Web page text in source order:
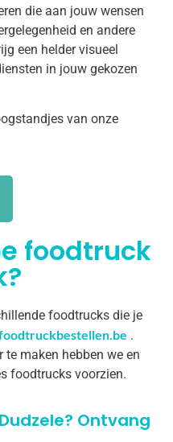
die aan jouw wensen
en andere
een helder visueel
in jouw gekozen
van onze
foodtruck
foodtrucks die je
.
maken hebben we en
foodtrucks voorzien.
Ontvang